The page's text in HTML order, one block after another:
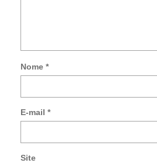
Nome *
E-mail *
Site